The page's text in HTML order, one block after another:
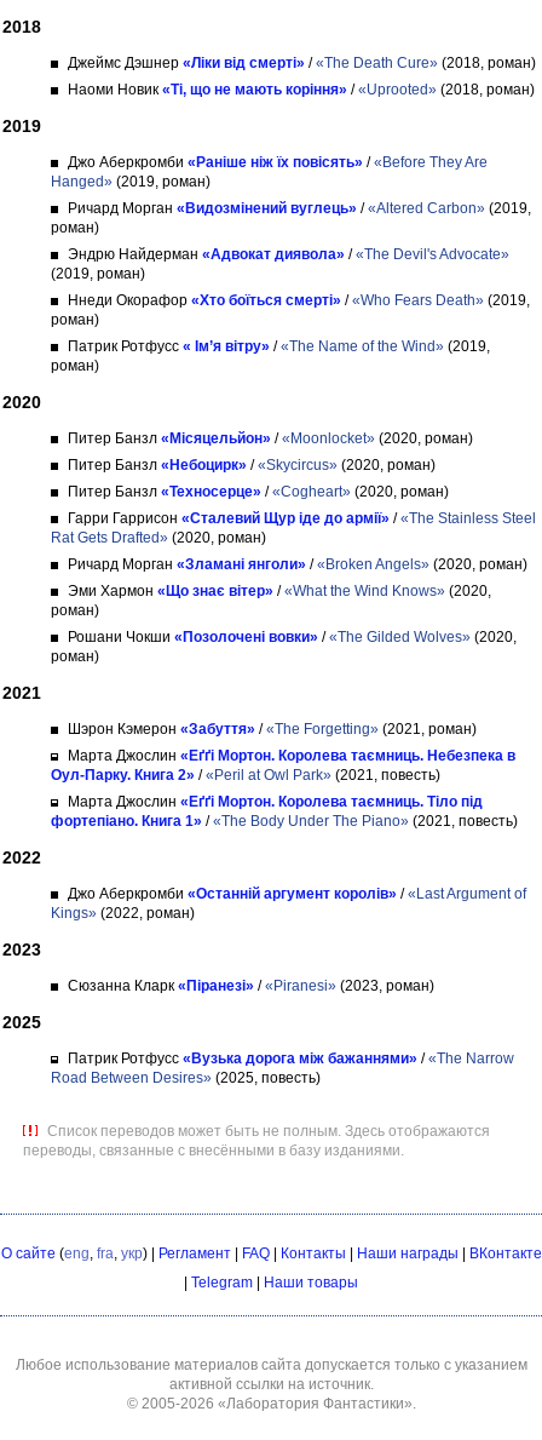
2018
Джеймс Дэшнер «Ліки від смерті» /«The Death Cure» (2018, роман)
Наоми Новик «Ті, що не мають коріння» /«Uprooted» (2018, роман)
2019
Джо Аберкромби «Раніше ніж їх повісять» /«Before They Are
Hanged» (2019, роман)
Ричард Морган «Видозмінений вуглець» /«Altered Carbon» (2019,
роман)
Эндрю Найдерман «Адвокат диявола» /«The Devil's Advocate»
(2019, роман)
Ннеди Окорафор «Хто боїться смерті» /«Who Fears Death» (2019,
роман)
Патрик Ротфусс « Ім’я вітру» /«The Name of the Wind» (2019,
роман)
2020
Питер Банзл «Місяцельйон» /«Moonlocket» (2020, роман)
Питер Банзл «Небоцирк» /«Skycircus» (2020, роман)
Питер Банзл «Техносерце» /«Cogheart» (2020, роман)
Гарри Гаррисон «Сталевий Щур іде до армії» /«The Stainless Steel
Rat Gets Drafted» (2020, роман)
Ричард Морган «Зламані янголи» /«Broken Angels» (2020, роман)
Эми Хармон «Що знає вітер» /«What the Wind Knows» (2020,
роман)
Рошани Чокши «Позолочені вовки» /«The Gilded Wolves» (2020,
роман)
2021
Шэрон Кэмерон «Забуття» /«The Forgetting» (2021, роман)
Марта Джослин «Еґґі Мортон. Королева таємниць. Небезпека в
Оул-Парку. Книга 2» /«Peril at Owl Park» (2021, повесть)
Марта Джослин «Еґґі Мортон. Королева таємниць. Тіло під
фортепіано. Книга 1» /«The Body Under The Piano» (2021, повесть)
2022
Джо Аберкромби «Останній аргумент королів» /«Last Argument of
Kings» (2022, роман)
2023
Сюзанна Кларк «Піранезі» /«Piranesi» (2023, роман)
2025
Патрик Ротфусс «Вузька дорога між бажаннями» /«The Narrow
Road Between Desires» (2025, повесть)
Список переводов может быть не полным. Здесь отображаются
переводы, связанные с внесёнными в базу изданиями.
О сайте (eng, fra, укр) | Регламент| FAQ| Контакты Наши награды
ВКонтакте
Telegram Наши товары
Любое использование материалов сайта допускается только с указанием
активной ссылки на источник.
© 2005-2026 «Лаборатория Фантастики».